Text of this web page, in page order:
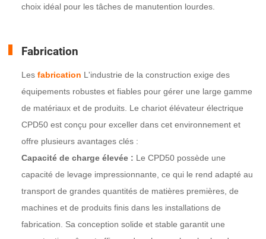
choix idéal pour les tâches de manutention lourdes.
Fabrication
Lesfabrication L'industrie de la construction exige des
équipements robustes et fiables pour gérer une large gamme
de matériaux et de produits. Le chariot élévateur électrique
CPD50 est conçu pour exceller dans cet environnement et
offre plusieurs avantages clés :
Capacité de charge élevée : Le CPD50 possède une
capacité de levage impressionnante, ce qui le rend adapté au
transport de grandes quantités de matières premières, de
machines et de produits finis dans les installations de
fabrication. Sa conception solide et stable garantit une